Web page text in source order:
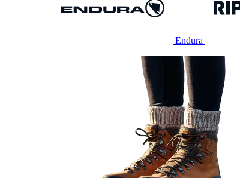
Endura